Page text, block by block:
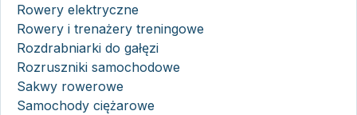
Rowery elektryczne
Rowery i trenażery treningowe
Rozdrabniarki do gałęzi
Rozruszniki samochodowe
Sakwy rowerowe
Samochody ciężarowe